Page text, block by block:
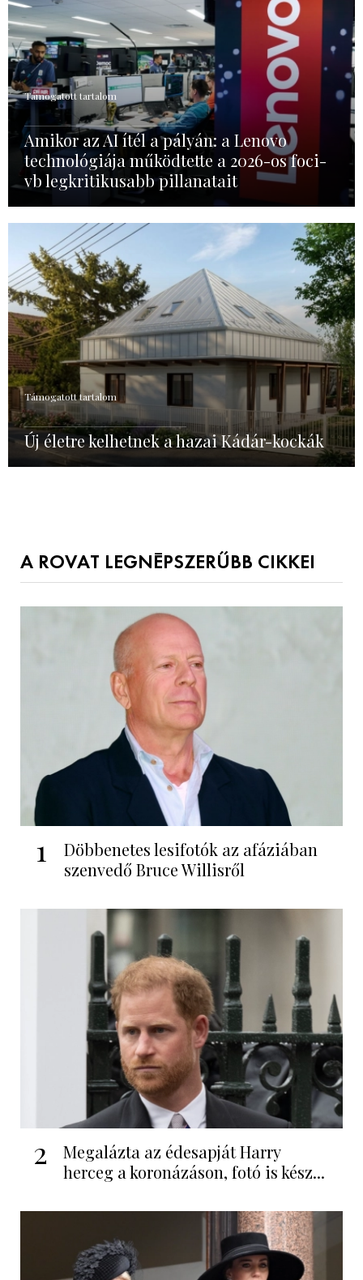
Támogatott tartalom
Amikor az AI ítél a pályán: a Lenovo
technológiája működtette a 2026-os foci-
vb legkritikusabb pillanatait
Támogatott tartalom
Új életre kelhetnek a hazai Kádár-kockák
A ROVAT LEGNÉPSZERŰBB CIKKEI
1
Döbbenetes lesifotók az afáziában
szenvedő Bruce Willisről
2
Megalázta az édesapját Harry
herceg a koronázáson, fotó is kész...